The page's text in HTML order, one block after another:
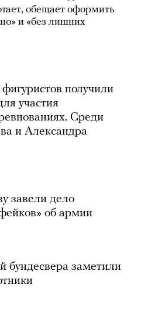
обещает оформить
и «без лишних
получили
участия
Среди
и Александра
завели дело
об армии
бундесвера заметили